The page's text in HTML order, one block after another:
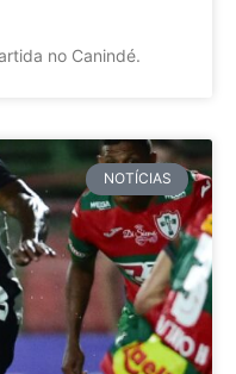
no Canindé.
NOTÍCIAS